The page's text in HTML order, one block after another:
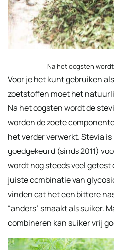
Na het oogsten
Voor je het kunt gebruiken
zoetstoffen moet het
Na het oogsten wordt de
worden de zoete
het verder verwerkt. Stevia
goedgekeurd (sinds 2011)
wordt nog steeds veel getest
juiste combinatie van
vinden dat het een bittere
“anders” smaakt als suiker.
combineren kan suiker vrij